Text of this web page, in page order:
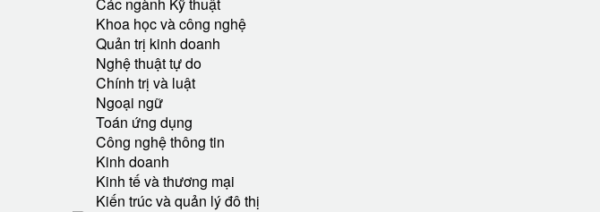
Khoa học và công nghệ
Quản trị kinh doanh
Nghệ thuật tự do
Chính trị và luật
Ngoại ngữ
Toán ứng dụng
Công nghệ thông tin
Kinh doanh
Kinh tế và thương mại
Kiến trúc và quản lý đô thị